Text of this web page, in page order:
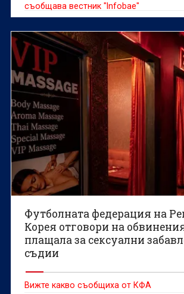
съобщава вестник "Infobae"
Футболната федерация на
Корея отговори на
плащала за сексуални
съдии
Вижте какво съобщиха от КФА